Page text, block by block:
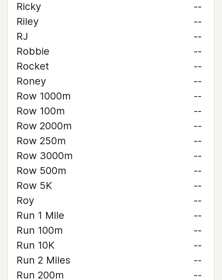
Ricky
--
Riley
--
RJ
--
Robbie
--
Rocket
--
Roney
--
Row 1000m
--
Row 100m
--
Row 2000m
--
Row 250m
--
Row 3000m
--
Row 500m
--
Row 5K
--
Roy
--
Run 1 Mile
--
Run 100m
--
Run 10K
--
Run 2 Miles
--
Run 200m
--